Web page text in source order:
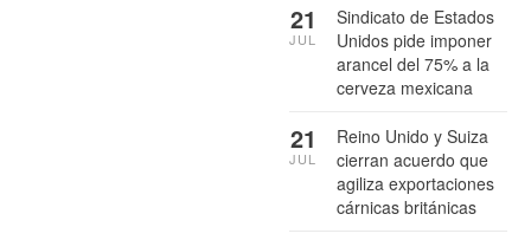
Sindicato de Estados
Unidos pide imponer
arancel del 75% a la
cerveza mexicana
21
JUL
Reino Unido y Suiza
cierran acuerdo que
agiliza exportaciones
cárnicas británicas
21
JUL